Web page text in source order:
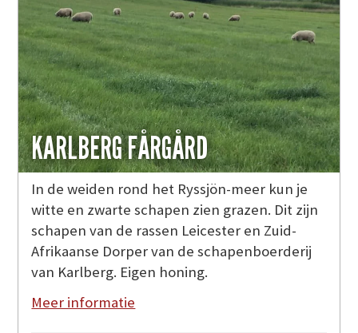
KARLBERG FÅRGÅRD
In de weiden rond het Ryssjön-meer kun je
witte en zwarte schapen zien grazen. Dit zijn
schapen van de rassen Leicester en Zuid-
Afrikaanse Dorper van de schapenboerderij
van Karlberg. Eigen honing.
Meer informatie